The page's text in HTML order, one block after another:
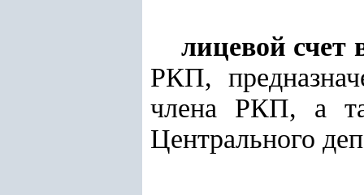
лицевой
РКП,
члена РКП, а
Центрального